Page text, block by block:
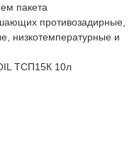
пакета
противозадирные,
низкотемпературные и
ТСП15К 10л